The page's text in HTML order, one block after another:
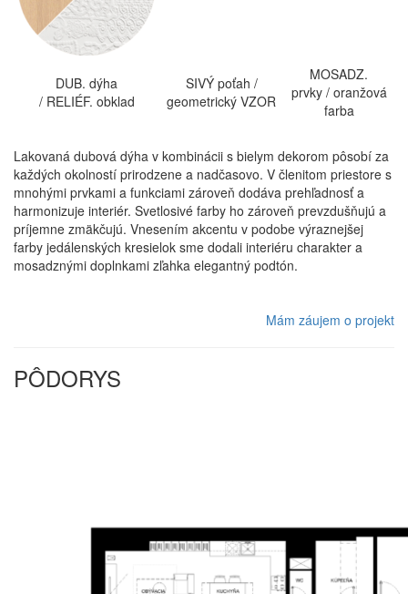
DUB. dýha
/ RELIÉF. obklad
SIVÝ poťah /
geometrický VZOR
MOSADZ.
prvky / oranžová
farba
Lakovaná dubová dýha v kombinácii s bielym dekorom pôsobí za
každých okolností prirodzene a nadčasovo. V členitom priestore s
mnohými prvkami a funkciami zároveň dodáva prehľadnosť a
harmonizuje interiér. Svetlosivé farby ho zároveň prevzdušňujú a
príjemne zmäkčujú. Vnesením akcentu v podobe výraznejšej
farby jedálenských kresielok sme dodali interiéru charakter a
mosadznými doplnkami zľahka elegantný podtón.
Mám záujem o projekt
PÔDORYS